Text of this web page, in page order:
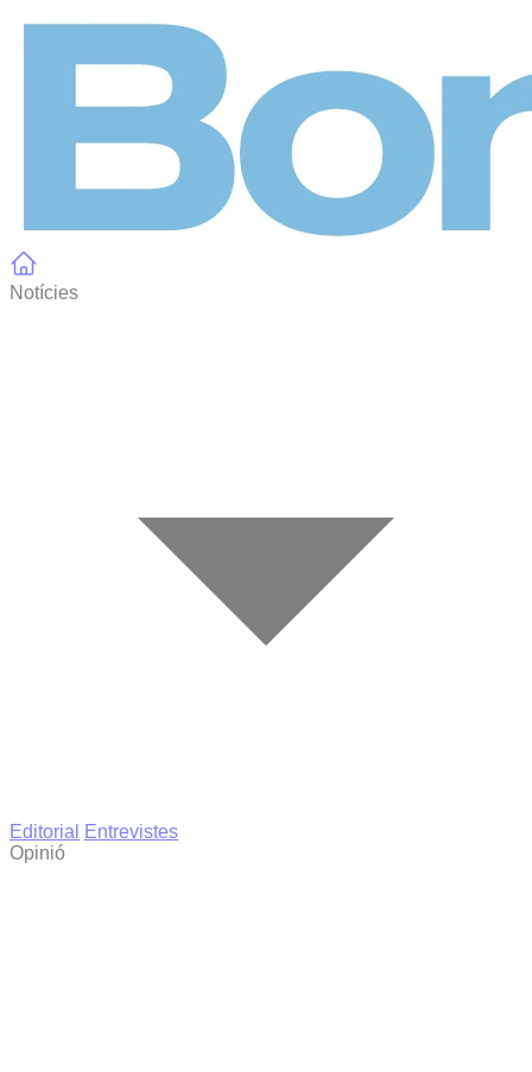
Notícies
Editorial
Entrevistes
Opinió